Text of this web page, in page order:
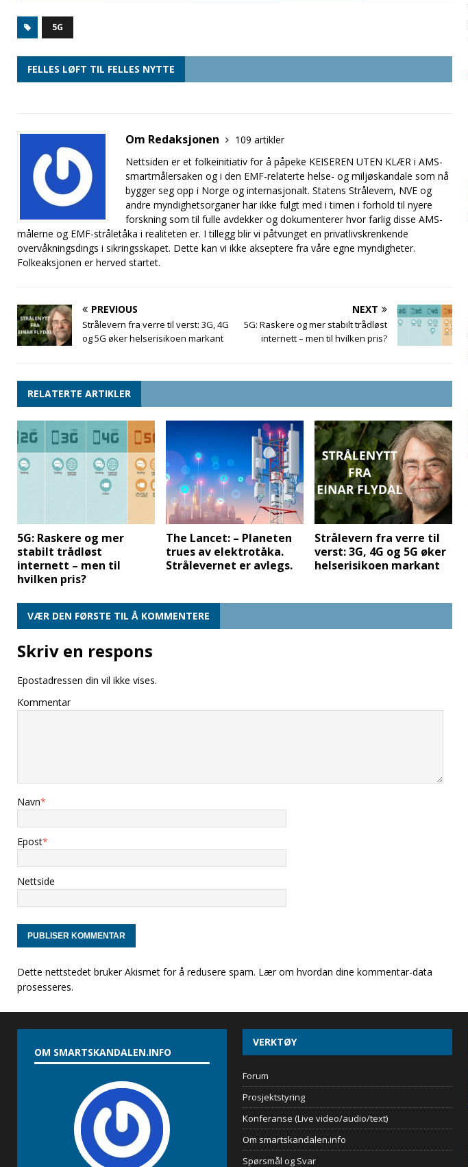
5G
FELLES LØFT TIL FELLES NYTTE
Om Redaksjonen
109 artikler
Nettsiden er et folkeinitiativ for å påpeke KEISEREN UTEN KLÆR i AMS-
smartmålersaken og i den EMF-relaterte helse- og miljøskandale som nå
bygger seg opp i Norge og internasjonalt. Statens Strålevern, NVE og
andre myndighetsorganer har ikke fulgt med i timen i forhold til nyere
forskning som til fulle avdekker og dokumenterer hvor farlig disse AMS-
målerne og EMF-stråletåka i realiteten er. I tillegg blir vi påtvunget en privatlivskrenkende
overvåkningsdings i sikringsskapet. Dette kan vi ikke akseptere fra våre egne myndigheter.
Folkeaksjonen er herved startet.
PREVIOUS
Strålevern fra verre til verst: 3G, 4G
og 5G øker helserisikoen markant
NEXT
5G: Raskere og mer stabilt trådløst
internett – men til hvilken pris?
RELATERTE ARTIKLER
5G: Raskere og mer
stabilt trådløst
internett – men til
hvilken pris?
The Lancet: – Planeten
trues av elektrotåka.
Strålevernet er avlegs.
Strålevern fra verre til
verst: 3G, 4G og 5G øker
helserisikoen markant
VÆR DEN FØRSTE TIL Å KOMMENTERE
Skriv en respons
Epostadressen din vil ikke vises.
Kommentar
Navn*
Epost*
Nettside
Dette nettstedet bruker Akismet for å redusere spam. Lær om hvordan dine kommentar-data
prosesseres.
OM SMARTSKANDALEN.INFO
VERKTØY
Forum
Prosjektstyring
Konferanse (Live video/audio/text)
Om smartskandalen.info
Spørsmål og Svar